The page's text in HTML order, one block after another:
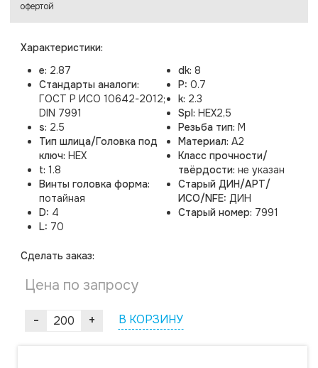
Характеристики:
e: 2.87
Стандарты аналоги:
ГОСТ Р ИСО 10642-2012;
DIN 7991
s: 2.5
Тип шлица/Головка под
ключ: HEX
t: 1.8
Винты головка форма:
потайная
D: 4
L: 70
dk: 8
P: 0.7
k: 2.3
Spl: HEX2,5
Резьба тип: M
Материал: A2
Класс прочности/
твёрдости: не указан
Старый ДИН/АРТ/
ИСО/NFE: ДИН
Старый номер: 7991
Cделать заказ:
Цена по запросу
-
+ В КОРЗИНУ
офертой